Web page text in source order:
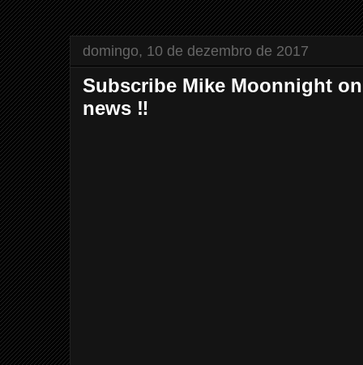
domingo, 10 de dezembro de 2017
Subscribe Mike Moonnight
news ‼️